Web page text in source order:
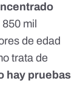
mil
de edad
trata de
hay pruebas